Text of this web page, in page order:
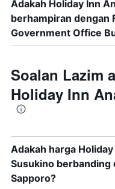
Adakah Holiday Inn
berhampiran dengan
Government Office
Soalan Lazim
Holiday Inn
Adakah harga
Susukino berbanding
Sapporo?